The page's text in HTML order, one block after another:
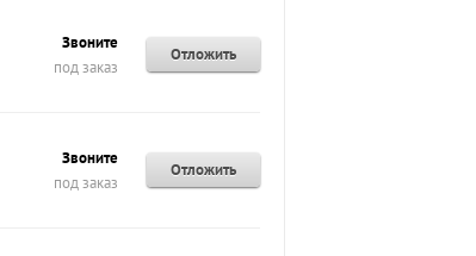
Звоните
под заказ
Отложить
Звоните
под заказ
Отложить